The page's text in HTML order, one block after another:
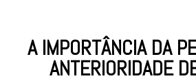
A IMPORTÂNCIA DA
ANTERIORIDADE